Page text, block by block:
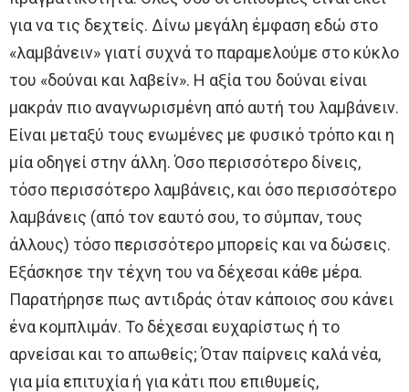
για να τις δεχτείς. Δίνω μεγάλη έμφαση εδώ στο
«λαμβάνειν» γιατί συχνά το παραμελούμε στο κύκλο
του «δούναι και λαβείν». Η αξία του δούναι είναι
μακράν πιο αναγνωρισμένη από αυτή του λαμβάνειν.
Είναι μεταξύ τους ενωμένες με φυσικό τρόπο και η
μία οδηγεί στην άλλη. Όσο περισσότερο δίνεις,
τόσο περισσότερο λαμβάνεις, και όσο περισσότερο
λαμβάνεις (από τον εαυτό σου, το σύμπαν, τους
άλλους) τόσο περισσότερο μπορείς και να δώσεις.
Εξάσκησε την τέχνη του να δέχεσαι κάθε μέρα.
Παρατήρησε πως αντιδράς όταν κάποιος σου κάνει
ένα κομπλιμάν. Το δέχεσαι ευχαρίστως ή το
αρνείσαι και το απωθείς; Όταν παίρνεις καλά νέα,
για μία επιτυχία ή για κάτι που επιθυμείς,